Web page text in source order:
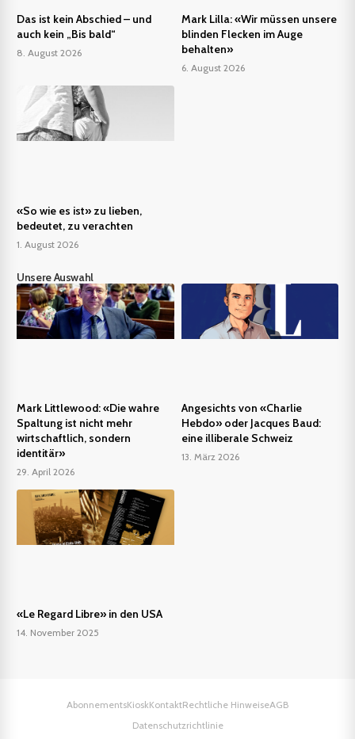
Das ist kein Abschied – und
auch kein „Bis bald“
8. August 2026
Mark Lilla: «Wir müssen unsere
blinden Flecken im Auge
behalten»
6. August 2026
«So wie es ist» zu lieben,
bedeutet, zu verachten
1. August 2026
Unsere Auswahl
Mark Littlewood: «Die wahre
Spaltung ist nicht mehr
wirtschaftlich, sondern
identitär»
29. April 2026
Angesichts von «Charlie
Hebdo» oder Jacques Baud:
eine illiberale Schweiz
13. März 2026
«Le Regard Libre» in den USA
14. November 2025
AbonnementsKioskKontaktRechtliche HinweiseAGB
Datenschutzrichtlinie